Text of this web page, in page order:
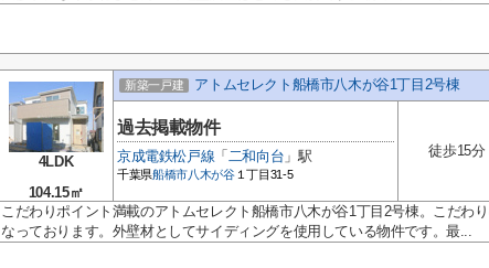
4LDK
104.15㎡
新築一戸建 アトムセレクト船橋市八木が谷1丁目2号棟
過去掲載物件
京成電鉄松戸線 「 二和向台 」駅
千葉県船橋市八木が谷１丁目31-5
徒歩15分
こだわりポイント満載のアトムセレクト船橋市八木が谷1丁目2号棟。こだわ
なっております。外壁材としてサイディングを使用している物件です。最...